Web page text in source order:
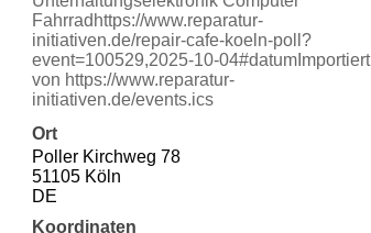
Fahrradhttps://www.reparatur-
initiativen.de/repair-cafe-koeln-poll?
event=100529,2025-10-04#datumImportiert
von https://www.reparatur-
initiativen.de/events.ics
Ort
Poller Kirchweg 78
51105 Köln
DE
Koordinaten